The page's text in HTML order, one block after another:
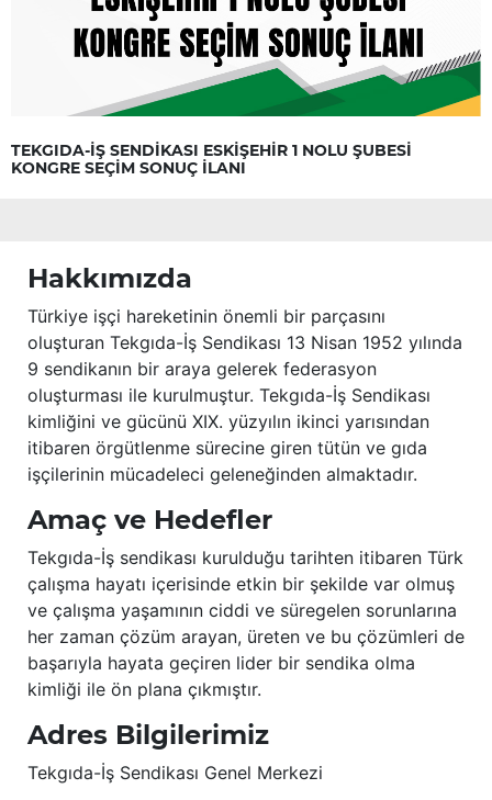
TEKGIDA-İŞ SENDİKASI ESKİŞEHİR 1 NOLU ŞUBESİ
KONGRE SEÇİM SONUÇ İLANI
Hakkımızda
Türkiye işçi hareketinin önemli bir parçasını
oluşturan Tekgıda-İş Sendikası 13 Nisan 1952 yılında
9 sendikanın bir araya gelerek federasyon
oluşturması ile kurulmuştur. Tekgıda-İş Sendikası
kimliğini ve gücünü XIX. yüzyılın ikinci yarısından
itibaren örgütlenme sürecine giren tütün ve gıda
işçilerinin mücadeleci geleneğinden almaktadır.
Amaç ve Hedefler
Tekgıda-İş sendikası kurulduğu tarihten itibaren Türk
çalışma hayatı içerisinde etkin bir şekilde var olmuş
ve çalışma yaşamının ciddi ve süregelen sorunlarına
her zaman çözüm arayan, üreten ve bu çözümleri de
başarıyla hayata geçiren lider bir sendika olma
kimliği ile ön plana çıkmıştır.
Adres Bilgilerimiz
Tekgıda-İş Sendikası Genel Merkezi